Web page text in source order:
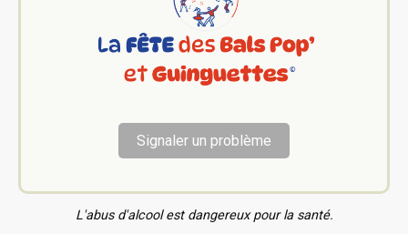
Signaler un problème
L'abus d'alcool est dangereux pour la santé.